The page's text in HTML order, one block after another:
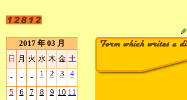
2017 年 03 月
日 月 火 水 木 金 土
- - - 1 2 3 4
5 6 7 8 9 10 11